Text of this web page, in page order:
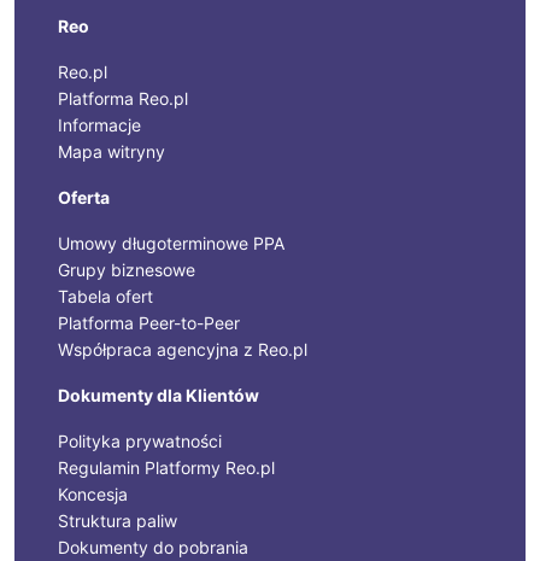
Reo
Reo.pl
Platforma Reo.pl
Informacje
Mapa witryny
Oferta
Umowy długoterminowe PPA
Grupy biznesowe
Tabela ofert
Platforma Peer-to-Peer
Współpraca agencyjna z Reo.pl
Dokumenty dla Klientów
Polityka prywatności
Regulamin Platformy Reo.pl
Koncesja
Struktura paliw
Dokumenty do pobrania